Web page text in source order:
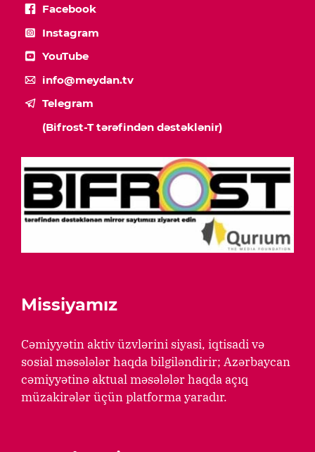
Facebook
Instagram
YouTube
info@meydan.tv
Telegram
(Bifrost-T tərəfindən dəstəklənir)
Missiyamız
Cəmiyyətin aktiv üzvlərini siyasi, iqtisadi və
sosial məsələlər haqda bilgiləndirir; Azərbaycan
cəmiyyətinə aktual məsələlər haqda açıq
müzakirələr üçün platforma yaradır.